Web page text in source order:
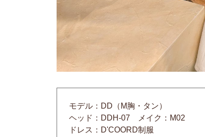
モデル：DD（M胸・タン）
ヘッド：DDH-07 メイク：M02
ドレス：D'COORD制服